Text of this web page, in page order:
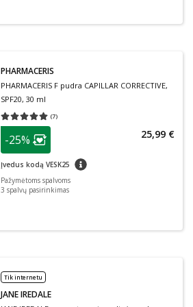
PHARMACERIS
PHARMACERIS F pudra CAPILLAR CORRECTIVE,
SPF20, 30 ml
(7)
Vidutinis įvertinimas 5.00
patarimas
Lojalumo klubo narių nuolaida
-25%
Įvedus kodą VESK25 patarimas
25,99 €
Pažymėtoms spalvoms
3 spalvų pasirinkimas
Tik internetu
JANE IREDALE